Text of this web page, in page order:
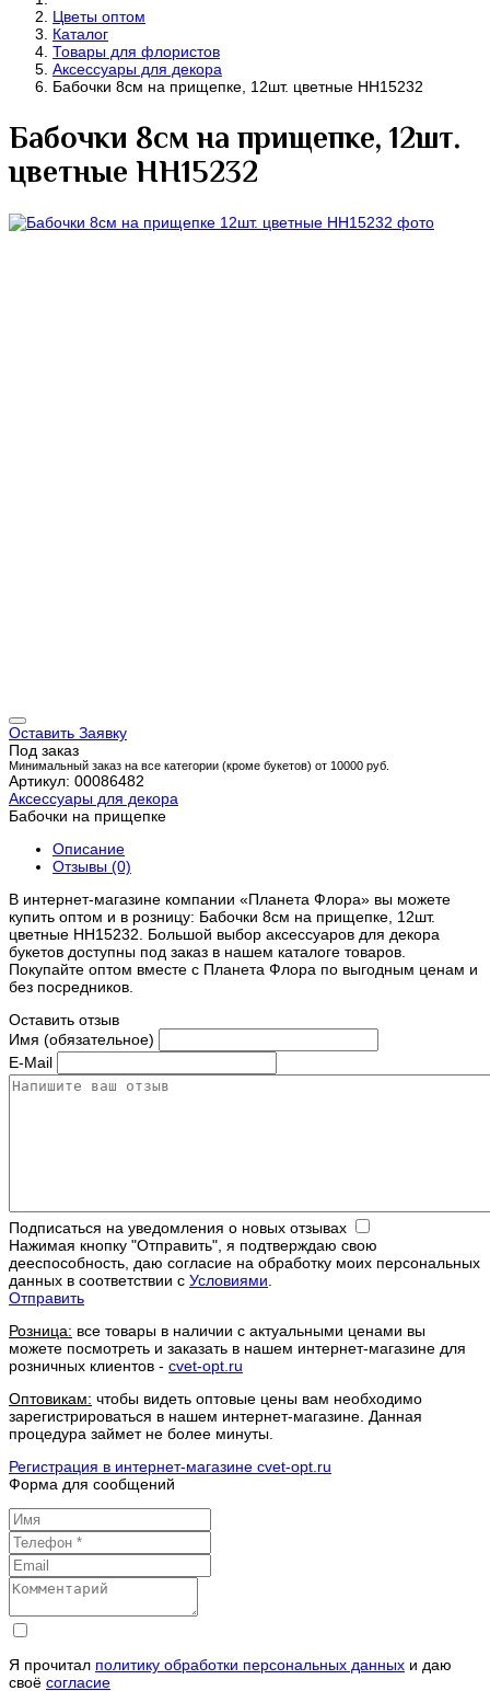
Цветы оптом
Каталог
Товары для флористов
Аксессуары для декора
Бабочки 8см на прищепке, 12шт. цветные HH15232
Бабочки 8см на прищепке, 12шт.
цветные HH15232
Оставить Заявку
Под заказ
Минимальный заказ на все категории (кроме букетов) от 10000 руб.
Артикул: 00086482
Аксессуары для декора
Бабочки на прищепке
Описание
Отзывы (0)
В интернет-магазине компании «Планета Флора» вы можете
купить оптом и в розницу: Бабочки 8см на прищепке, 12шт.
цветные HH15232. Большой выбор аксессуаров для декора
букетов доступны под заказ в нашем каталоге товаров.
Покупайте оптом вместе с Планета Флора по выгодным ценам и
без посредников.
Оставить отзыв
Имя (обязательное)
E-Mail
Подписаться на уведомления о новых отзывах
Нажимая кнопку "Отправить", я подтверждаю свою
дееспособность, даю согласие на обработку моих персональных
данных в соответствии с Условиями.
Отправить
Розница: все товары в наличии с актуальными ценами вы
можете посмотреть и заказать в нашем интернет-магазине для
розничных клиентов - cvet-opt.ru
Оптовикам: чтобы видеть оптовые цены вам необходимо
зарегистрироваться в нашем интернет-магазине. Данная
процедура займет не более минуты.
Регистрация в интернет-магазине cvet-opt.ru
Форма для сообщений
Я прочитал политику обработки персональных данных и даю
своё согласие